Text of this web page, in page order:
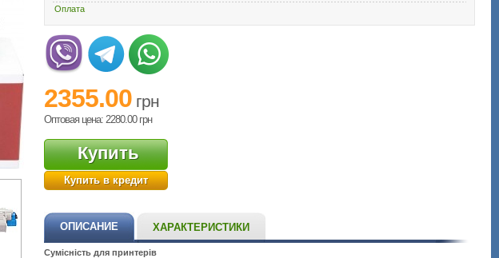
Оплата
2355.00 грн
Оптовая цена: 2280.00 грн
Купить
Купить в кредит
ОПИСАНИЕ ХАРАКТЕРИСТИКИ
Сумісність для принтерів